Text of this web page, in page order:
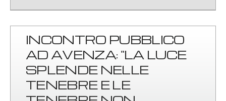
INCONTRO PUBBLICO
AD AVENZA: "LA LUCE
SPLENDE NELLE
TENEBRE E LE